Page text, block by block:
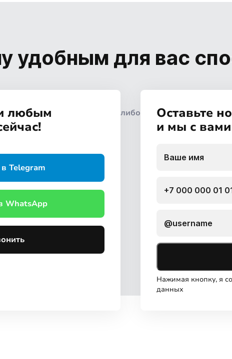
удобным для вас
любым
Telegram
WhatsApp
либо
Оставьте
и мы с
Нажимая кнопку, я
данных